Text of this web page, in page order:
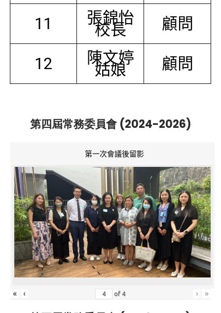
11 張錦怡
校長 顧問
12 陳文婷
姑娘 顧問
第四屆常務委員會 (2024-2026)
第一次會議後留影
« ‹ of 4 › »